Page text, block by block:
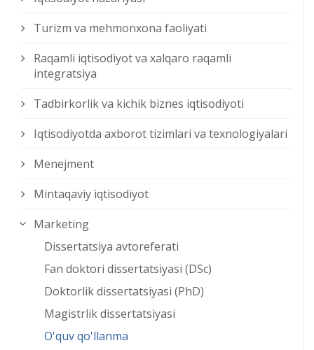
Turizm va mehmonxona faoliyati
Raqamli iqtisodiyot va xalqaro raqamli
integratsiya
Tadbirkorlik va kichik biznes iqtisodiyoti
Iqtisodiyotda axborot tizimlari va texnologiyalari
Menejment
Mintaqaviy iqtisodiyot
Marketing
Dissertatsiya avtoreferati
Fan doktori dissertatsiyasi (DSc)
Doktorlik dissertatsiyasi (PhD)
Magistrlik dissertatsiyasi
O'quv qo'llanma